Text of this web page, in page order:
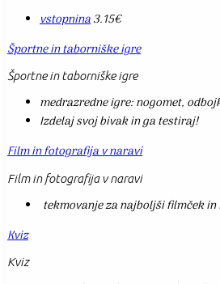
vstopnina3.15€
Športne in taborniške igre
Športne in taborniške igre
medrazredne igre: nogomet,
Izdelaj svoj bivak in ga testiraj!
Film in fotografija v naravi
Film in fotografija v naravi
tekmovanje za najboljši filmček
Kviz
Kviz